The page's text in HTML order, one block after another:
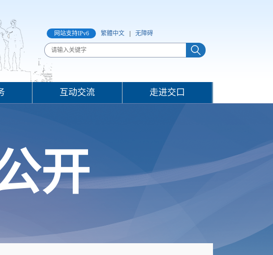
网站支持IPv6 繁體中文 无障碍
互动交流 走进交口
开